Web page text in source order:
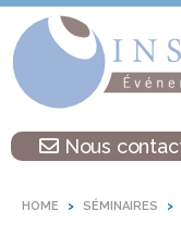
Nous
HOME SÉMINAIRES